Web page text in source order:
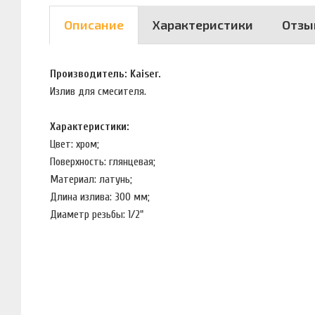
Описание Характеристики
Производитель: Kaiser.
Излив для смесителя.
Характеристики:
Цвет: хром;
Поверхность: глянцевая;
Материал: латунь;
Длина излива: 300 мм;
Диаметр резьбы: 1/2"